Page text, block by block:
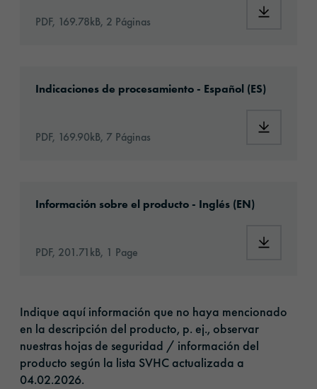
PDF, 169.78kB, 2 Páginas
Indicaciones de procesamiento - Español (ES)
PDF, 169.90kB, 7 Páginas
Información sobre el producto - Inglés (EN)
PDF, 201.71kB, 1 Page
Indique aquí información que no haya mencionado
en la descripción del producto, p. ej., observar
nuestras hojas de seguridad / información del
producto según la lista SVHC actualizada a
04.02.2026.​